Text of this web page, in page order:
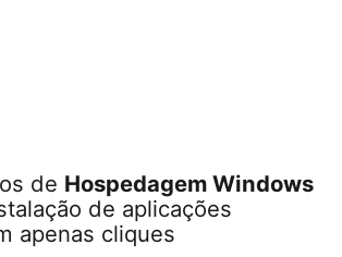
de Hospedagem Windows
de aplicações
apenas cliques